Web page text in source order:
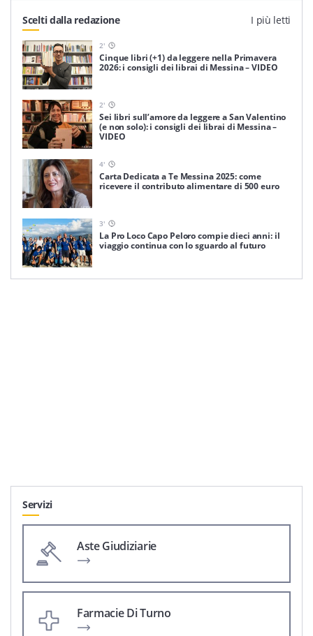
Scelti dalla redazione I più letti
2'
Cinque libri (+1) da leggere nella Primavera
2026: i consigli dei librai di Messina – VIDEO
2'
Sei libri sull’amore da leggere a San Valentino
(e non solo): i consigli dei librai di Messina –
VIDEO
4'
Carta Dedicata a Te Messina 2025: come
ricevere il contributo alimentare di 500 euro
3'
La Pro Loco Capo Peloro compie dieci anni: il
viaggio continua con lo sguardo al futuro
Servizi
Aste Giudiziarie
Farmacie Di Turno